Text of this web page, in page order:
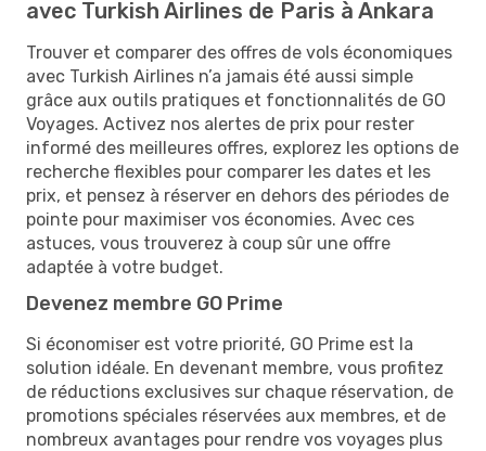
avec Turkish Airlines de Paris à Ankara
Trouver et comparer des offres de vols économiques
avec Turkish Airlines n’a jamais été aussi simple
grâce aux outils pratiques et fonctionnalités de GO
Voyages. Activez nos alertes de prix pour rester
informé des meilleures offres, explorez les options de
recherche flexibles pour comparer les dates et les
prix, et pensez à réserver en dehors des périodes de
pointe pour maximiser vos économies. Avec ces
astuces, vous trouverez à coup sûr une offre
adaptée à votre budget.
Devenez membre GO Prime
Si économiser est votre priorité, GO Prime est la
solution idéale. En devenant membre, vous profitez
de réductions exclusives sur chaque réservation, de
promotions spéciales réservées aux membres, et de
nombreux avantages pour rendre vos voyages plus